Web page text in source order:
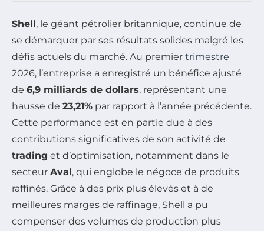
Shell, le géant pétrolier britannique, continue de
se démarquer par ses résultats solides malgré les
défis actuels du marché. Au premier trimestre
2026, l’entreprise a enregistré un bénéfice ajusté
de 6,9 milliards de dollars, représentant une
hausse de 23,21% par rapport à l’année précédente.
Cette performance est en partie due à des
contributions significatives de son activité de
trading et d’optimisation, notamment dans le
secteur Aval, qui englobe le négoce de produits
raffinés. Grâce à des prix plus élevés et à de
meilleures marges de raffinage, Shell a pu
compenser des volumes de production plus